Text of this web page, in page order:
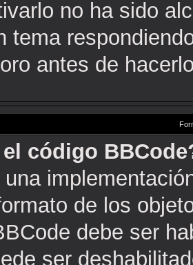
no ha sido
tema
antes de
código
de los
debe ser
ser